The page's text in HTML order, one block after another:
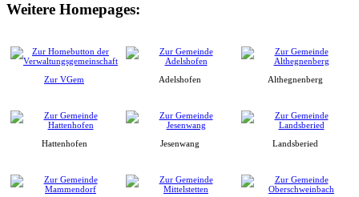
Weitere Homepages:
Zur VGem Adelshofen Althegnenberg
Hattenhofen Jesenwang Landsberied